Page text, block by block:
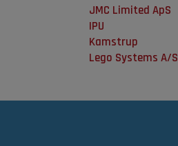
JMC Limited ApS
IPU
Kamstrup
Lego Systems A/S